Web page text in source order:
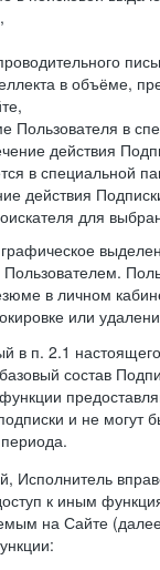
в объёме,
Пользователя в
действия
в специальной
действия
для
в личном
или
в п. 2.1
состав
и не могут
Исполнитель
к иным
на Сайте